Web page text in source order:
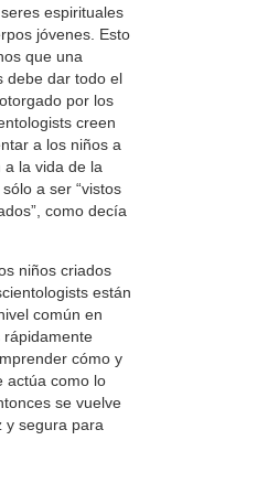
espirituales
jóvenes. Esto
que una
debe dar todo el
por los
creen
a los niños a
la vida de la
a ser “vistos
como decía
niños criados
están
común en
rápidamente
cómo y
actúa como lo
se vuelve
y segura para